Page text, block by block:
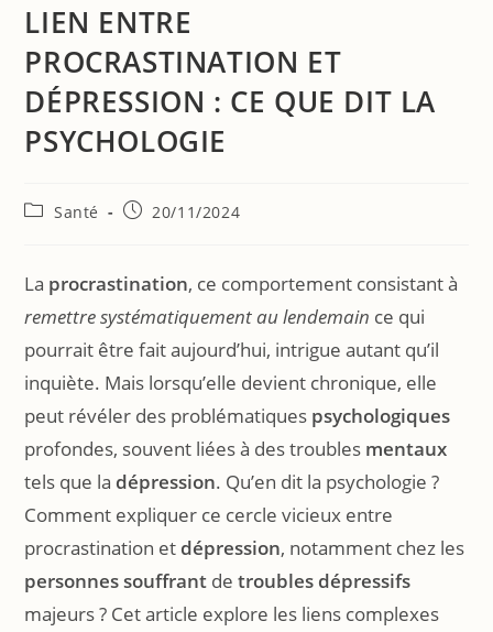
LIEN ENTRE
PROCRASTINATION ET
DÉPRESSION : CE QUE DIT LA
PSYCHOLOGIE
Santé 20/11/2024
La procrastination, ce comportement consistant à
remettre systématiquement au lendemain ce qui
pourrait être fait aujourd’hui, intrigue autant qu’il
inquiète. Mais lorsqu’elle devient chronique, elle
peut révéler des problématiques psychologiques
profondes, souvent liées à des troubles mentaux
tels que la dépression. Qu’en dit la psychologie ?
Comment expliquer ce cercle vicieux entre
procrastination et dépression, notamment chez les
personnes souffrant detroubles dépressifs
majeurs ? Cet article explore les liens complexes